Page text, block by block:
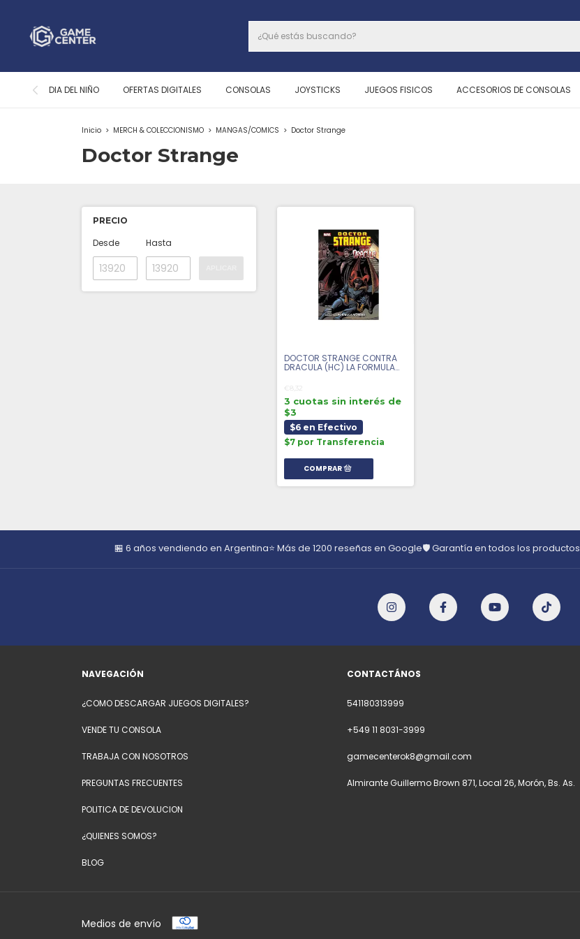
DIA DEL NIÑO OFERTAS DIGITALES CONSOLAS JOYSTICKS JUEGOS FISICOS ACCESORIOS DE CONSOLAS
Inicio > MERCH & COLECCIONISMO > MANGAS/COMICS > Doctor Strange
Doctor Strange
PRECIO
Desde Hasta
DOCTOR STRANGE CONTRA
DRACULA (HC) LA FORMULA
€8,32
3 cuotas sin interés de
$3
$6 en Efectivo
$7 por Transferencia
🏪 6 años vendiendo en Argentina⭐ Más de 1200 reseñas en Google🛡️ Garantía en todos los productos
NAVEGACIÓN
¿COMO DESCARGAR JUEGOS DIGITALES?
VENDE TU CONSOLA
TRABAJA CON NOSOTROS
PREGUNTAS FRECUENTES
POLITICA DE DEVOLUCION
¿QUIENES SOMOS?
BLOG
CONTACTÁNOS
541180313999
+549 11 8031-3999
gamecenterok8@gmail.com
Almirante Guillermo Brown 871, Local 26, Morón, Bs. As.
Medios de envío